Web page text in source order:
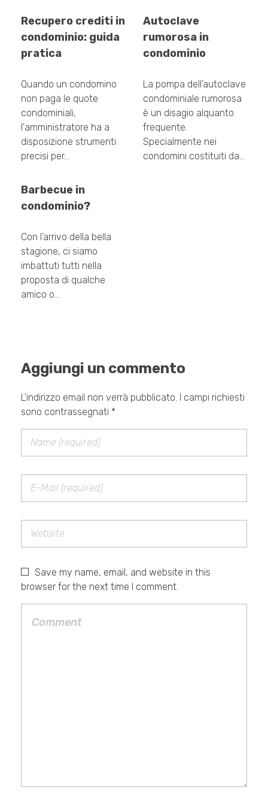
Recupero crediti in
condominio: guida
pratica
Quando un condomino
non paga le quote
condominiali,
l'amministratore ha a
disposizione strumenti
precisi per…
Autoclave
rumorosa in
condominio
La pompa dell’autoclave
condominiale rumorosa
è un disagio alquanto
frequente.
Specialmente nei
condomini costituiti da…
Barbecue in
condominio?
Con l’arrivo della bella
stagione, ci siamo
imbattuti tutti nella
proposta di qualche
amico o…
Aggiungi un commento
L'indirizzo email non verrà pubblicato. I campi richiesti
sono contrassegnati *
Save my name, email, and website in this
browser for the next time I comment.